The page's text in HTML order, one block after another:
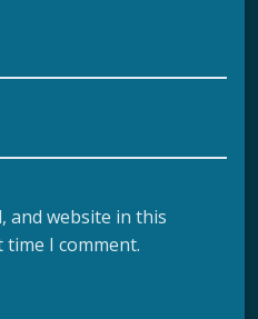
and website in this
I comment.